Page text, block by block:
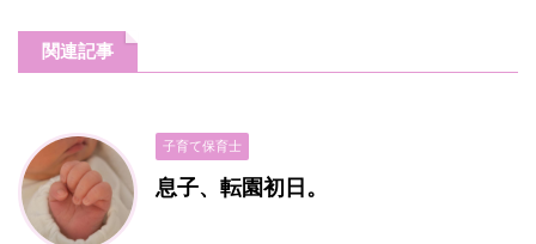
関連記事
子育て保育士
息子、転園初日。